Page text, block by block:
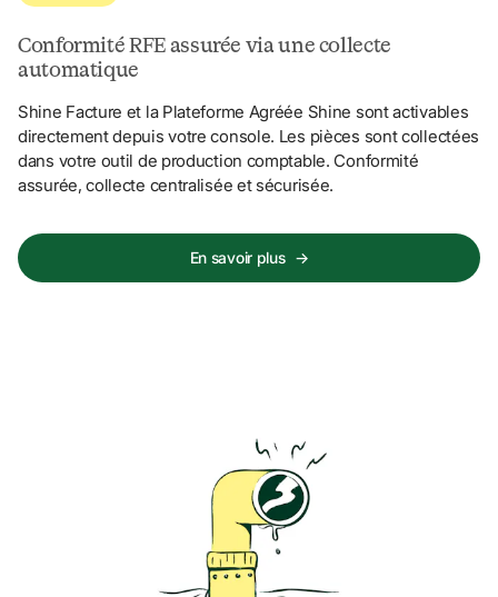
Conformité RFE assurée via une collecte
automatique
Shine Facture et la Plateforme Agréée Shine sont activables
directement depuis votre console. Les pièces sont collectées
dans votre outil de production comptable. Conformité
assurée, collecte centralisée et sécurisée.
En savoir plus →